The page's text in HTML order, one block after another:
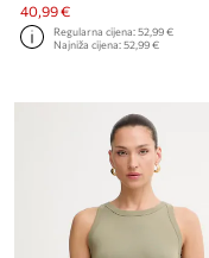
40,99 €
Regularna cijena:52,99 €
Najniža cijena:52,99 €